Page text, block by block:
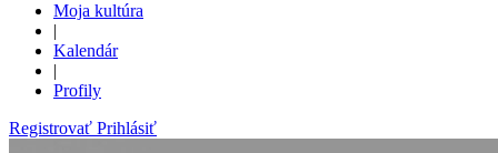
Moja kultúra
|
Kalendár
|
Profily
Registrovať Prihlásiť